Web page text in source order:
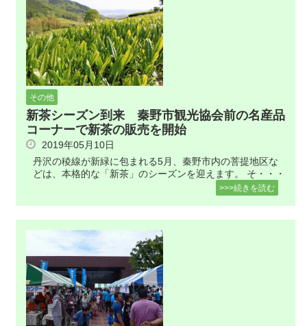
その他
新茶シーズン到来 秦野市観光協会前の名産品
コーナーで新茶の販売を開始
2019年05月10日
丹沢の稜線が新緑に包まれる5月、秦野市内の菩提地区な
どは、本格的な「新茶」のシーズンを迎えます。 そ・・・
>>>続きを読む